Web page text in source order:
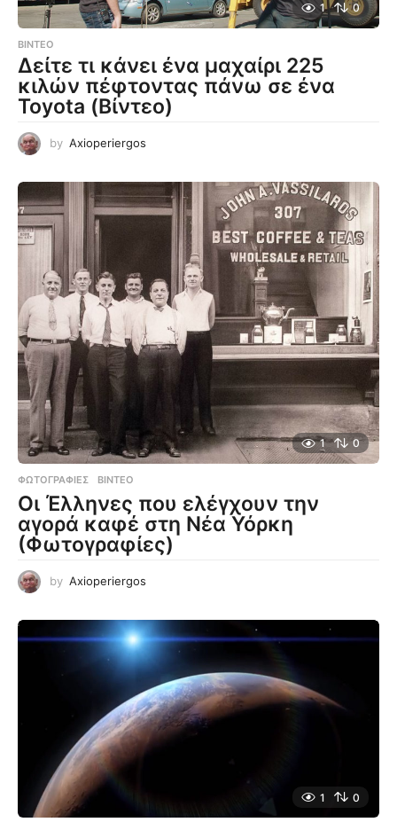
1 0
ΒΊΝΤΕΟ
Δείτε τι κάνει ένα μαχαίρι 225
κιλών πέφτοντας πάνω σε ένα
Toyota (Βίντεο)
by Axioperiergos
1 0
ΦΩΤΟΓΡΑΦΊΕΣ ,ΒΊΝΤΕΟ
Οι Έλληνες που ελέγχουν την
αγορά καφέ στη Νέα Υόρκη
(Φωτογραφίες)
by Axioperiergos
1 0